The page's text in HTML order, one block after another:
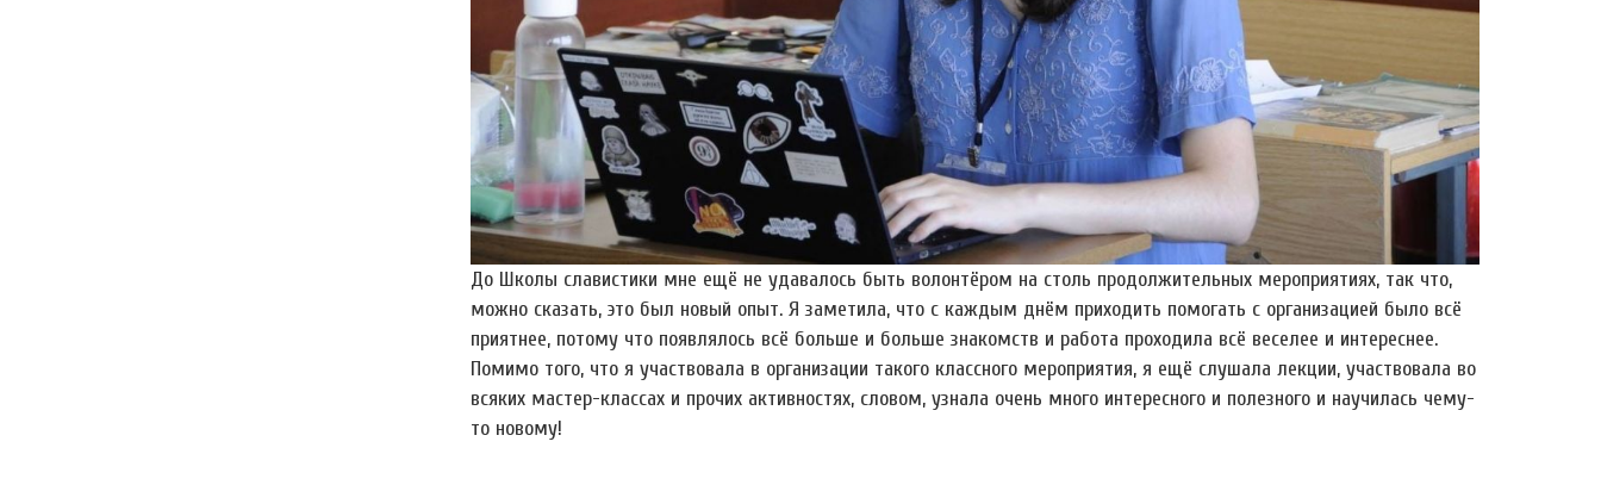
До Школы славистики мне ещё не удавалось быть волонтёром на столь продолжительных мероприятиях, так что,
можно сказать, это был новый опыт. Я заметила, что с каждым днём приходить помогать с организацией было всё
приятнее, потому что появлялось всё больше и больше знакомств и работа проходила всё веселее и интереснее.
Помимо того, что я участвовала в организации такого классного мероприятия, я ещё слушала лекции, участвовала во
всяких мастер-классах и прочих активностях, словом, узнала очень много интересного и полезного и научилась чему-
то новому!